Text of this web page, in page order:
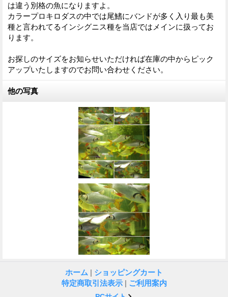
は違う別格の魚になりますよ。
カラープロキロダスの中では尾鰭にバンドが多く入り最も美
種と言われてるインシグニス種を当店ではメインに扱ってお
ります。
お探しのサイズをお知らせいただければ在庫の中からピック
アップいたしますのでお問い合わせください。
他の写真
ホーム | ショッピングカート
特定商取引法表示 | ご利用案内